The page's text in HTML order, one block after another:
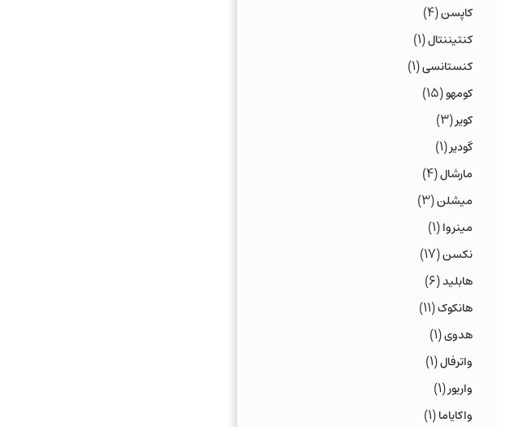
کاپسن(۴)
کنتیننتال(۱)
کنستانسی(۱)
کومهو(۱۵)
کویر(۳)
گودیر(۱)
مارشال(۴)
میشلن(۳)
مینروا(۱)
نکسن(۱۷)
هابلید(۶)
هانکوک(۱۱)
هدوی(۱)
واترفال(۱)
واریور(۱)
واکایاما(۱)